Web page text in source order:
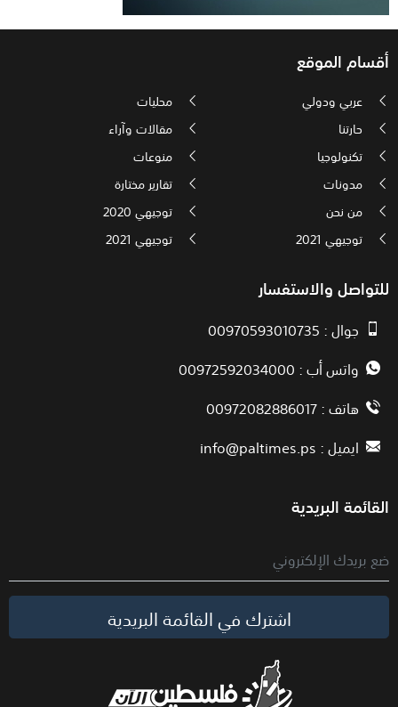
أقسام الموقع
عربي ودولي
محليات
حارتنا
مقالات وآراء
تكنولوجيا
منوعات
مدونات
تقارير مختارة
من نحن
توجيهي 2020
توجيهي 2021
توجيهي 2021
للتواصل والاستفسار
جوال : 00970593010735
واتس أب : 00972592034000
هاتف : 00972082886017
ايميل :info@paltimes.ps
القائمة البريدية
اشترك في القائمة البريدية